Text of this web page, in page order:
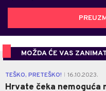
MOŽDA ĆE VAS
TEŠKO, PRETEŠKO! 16.10.2023.
Hrvate čeka nemoguća